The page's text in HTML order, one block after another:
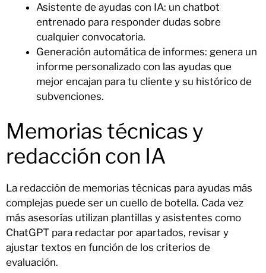
Asistente de ayudas con IA: un chatbot
entrenado para responder dudas sobre
cualquier convocatoria.
Generación automática de informes: genera un
informe personalizado con las ayudas que
mejor encajan para tu cliente y su histórico de
subvenciones.
Memorias técnicas y
redacción con IA
La redacción de memorias técnicas para ayudas más
complejas puede ser un cuello de botella. Cada vez
más asesorías utilizan plantillas y asistentes como
ChatGPT para redactar por apartados, revisar y
ajustar textos en función de los criterios de
evaluación.